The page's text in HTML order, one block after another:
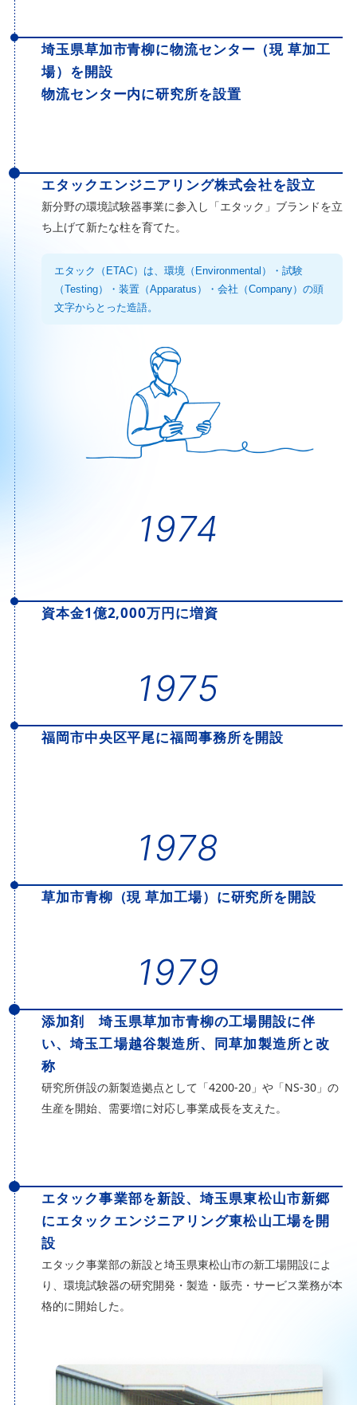
埼玉県草加市青柳に物流センター（現 草加工
場）を開設
物流センター内に研究所を設置
エタックエンジニアリング株式会社を設立
新分野の環境試験器事業に参入し「エタック」ブランドを立
ち上げて新たな柱を育てた。
エタック（ETAC）は、環境（Environmental）・試験
（Testing）・装置（Apparatus）・会社（Company）の頭
文字からとった造語。
1974
資本金1億2,000万円に増資
1975
福岡市中央区平尾に福岡事務所を開設
1978
草加市青柳（現 草加工場）に研究所を開設
1979
添加剤 埼玉県草加市青柳の工場開設に伴
い、埼玉工場越谷製造所、同草加製造所と改
称
研究所併設の新製造拠点として「4200-20」や「NS-30」の
生産を開始、需要増に対応し事業成長を支えた。
エタック事業部を新設、埼玉県東松山市新郷
にエタックエンジニアリング東松山工場を開
設
エタック事業部の新設と埼玉県東松山市の新工場開設によ
り、環境試験器の研究開発・製造・販売・サービス業務が本
格的に開始した。